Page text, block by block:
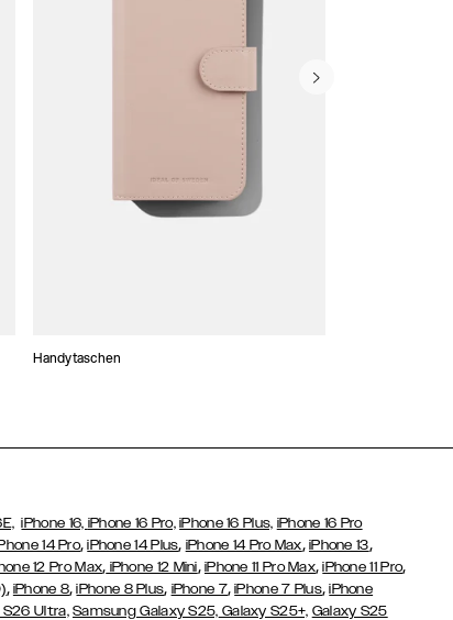
Handytaschen
iPhone 16, iPhone 16 Pro, iPhone 16 Plus, iPhone 16 Pro
14 Pro,iPhone 14 Plus, iPhone 14 Pro Max, iPhone 13,
12 Pro Max, iPhone 12 Mini, iPhone 11 Pro Max,iPhone 11 Pro,
, iPhone 8,iPhone 8 Plus, iPhone 7,iPhone 7 Plus,iPhone
S26 Ultra, Samsung Galaxy S25, Galaxy S25+, Galaxy S25